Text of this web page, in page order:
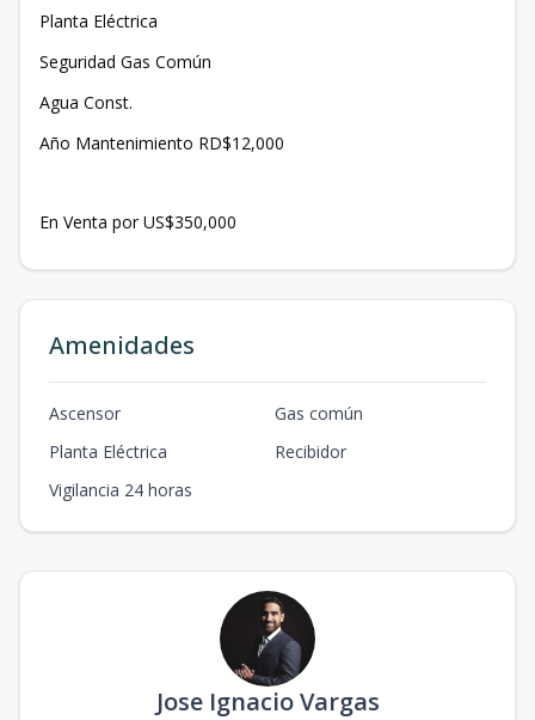
Planta Eléctrica
Seguridad Gas Común
Agua Const.
Año Mantenimiento RD$12,000
En Venta por US$350,000
Amenidades
Ascensor
Gas común
Planta Eléctrica
Recibidor
Vigilancia 24 horas
Jose Ignacio Vargas